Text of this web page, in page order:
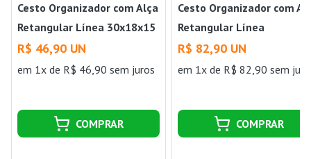
Cesto Organizador com Alça
Retangular Línea 30x18x15
Creme Paramount
R$ 46,90 UN
em 1x de R$ 46,90 sem juros
COMPRAR
Cesto Organizador com
Retangular Línea
40x27x20CM Creme
Paramount
R$ 82,90 UN
em 1x de R$ 82,90 sem
COMPRAR